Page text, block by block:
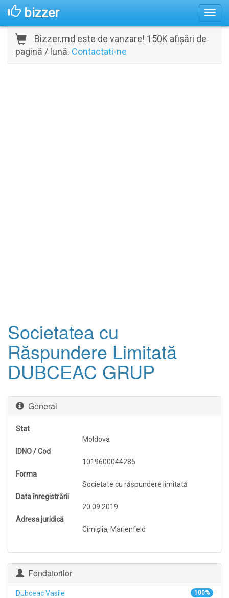
bizzer
Bizzer.md este de vanzare! 150K afișări de
pagină / lună. Contactati-ne
Societatea cu
Răspundere Limitată
DUBCEAC GRUP
General
Stat
Moldova
IDNO / Cod
1019600044285
Forma
Societate cu răspundere limitată
Data înregistrării
20.09.2019
Adresa juridică
Cimişlia, Marienfeld
Fondatorilor
Dubceac Vasile 100%